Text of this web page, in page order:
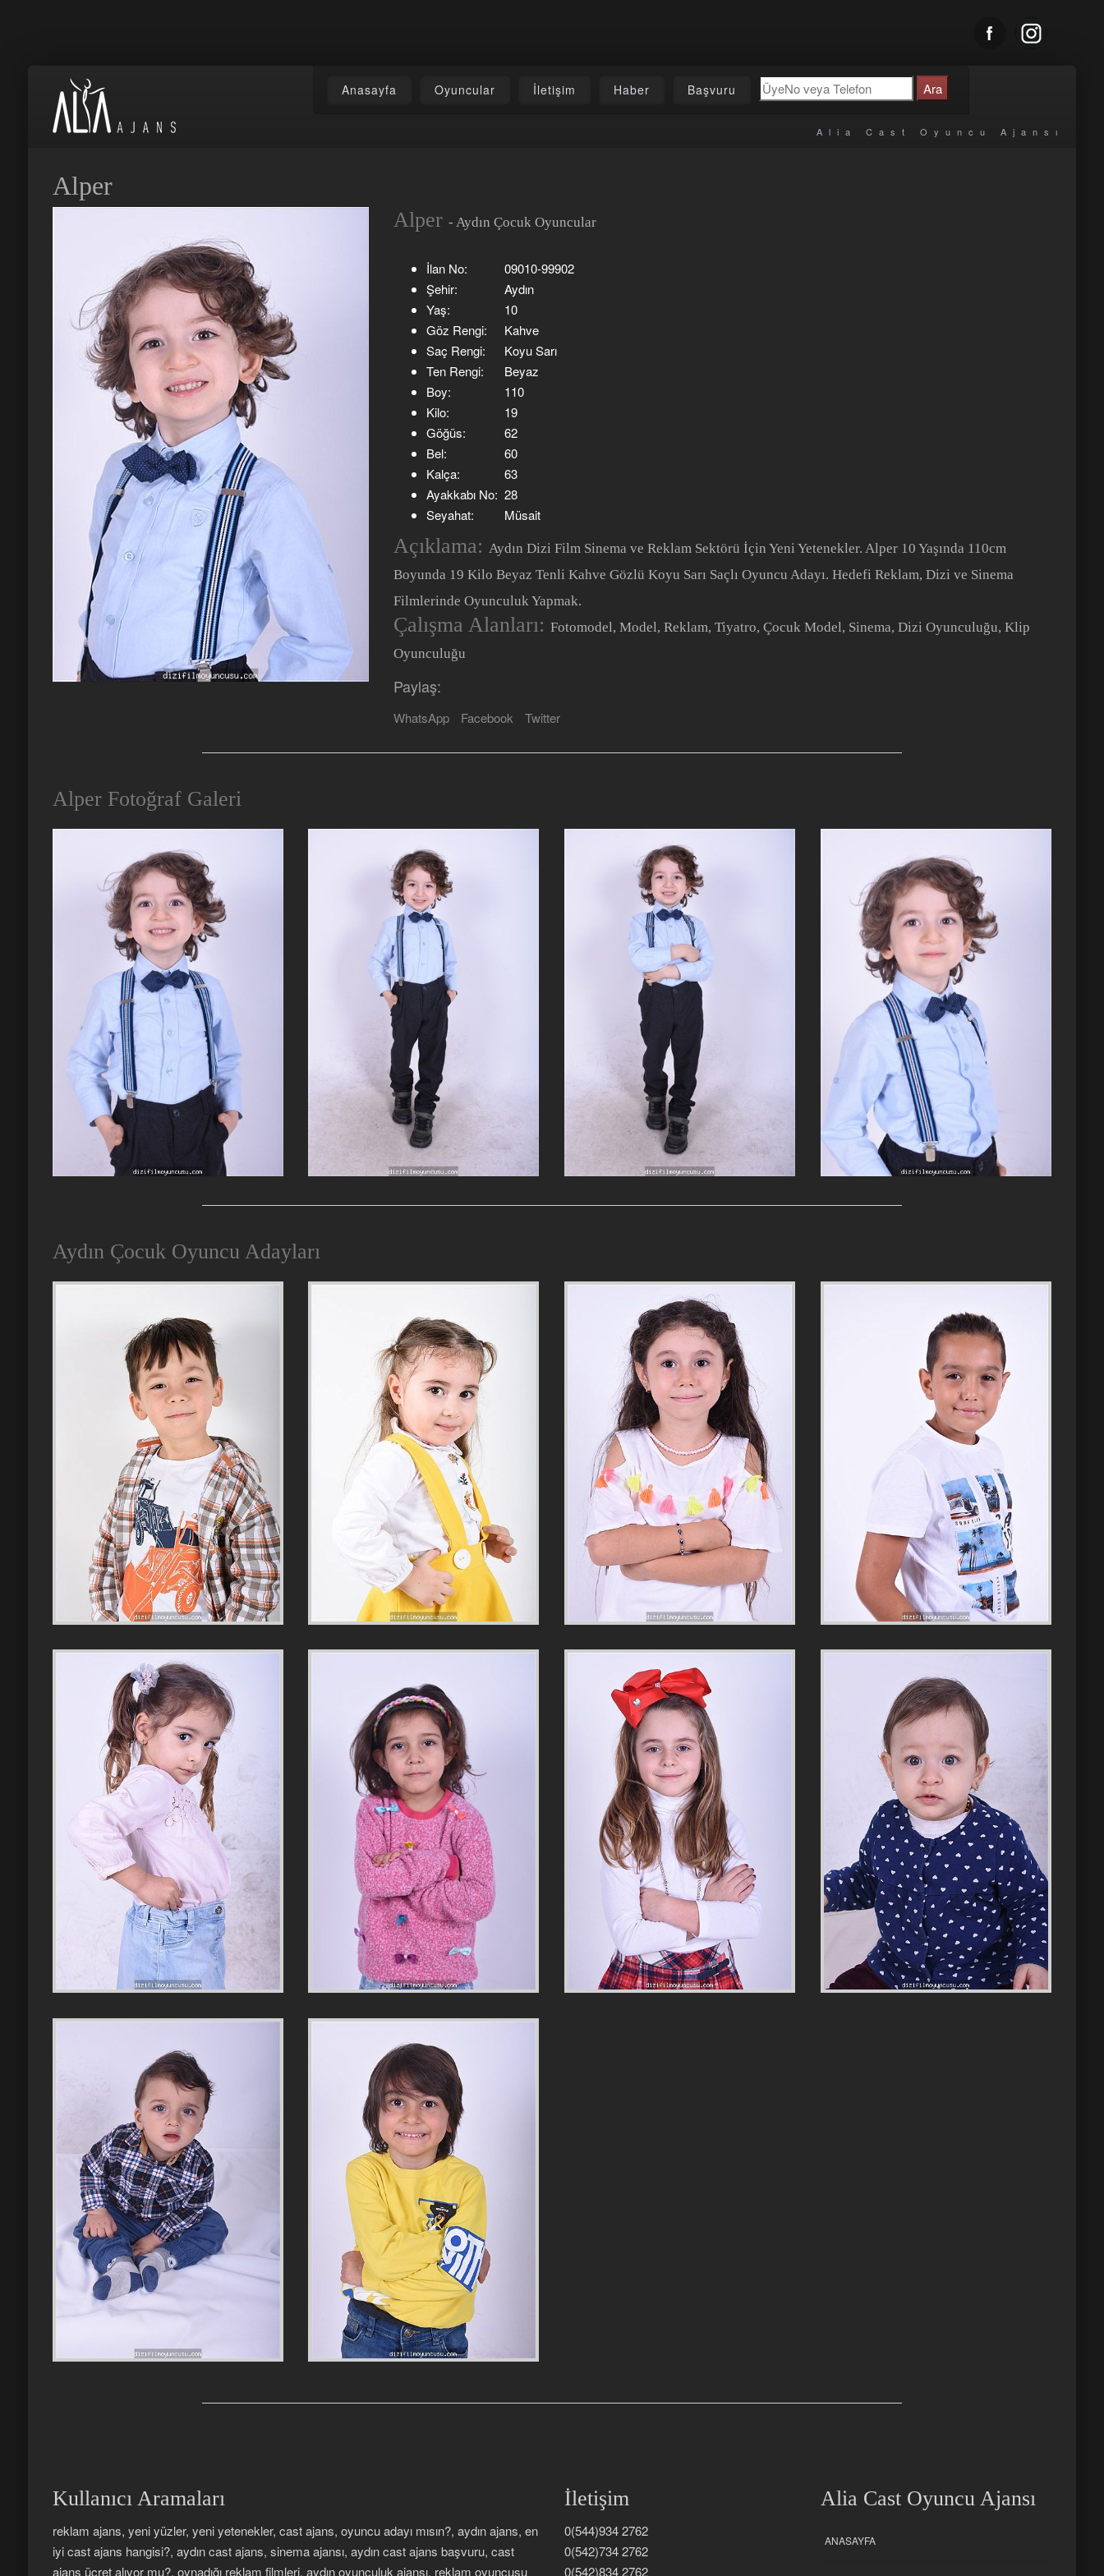
Alia Cast Oyuncu Ajansı
Anasayfa Oyuncular İletişim Haber Başvuru
Alper
Alper- Aydın Çocuk Oyuncular
İlan No:
09010-99902
Şehir:
Aydın
Yaş:
10
Göz Rengi:
Kahve
Saç Rengi:
Koyu Sarı
Ten Rengi:
Beyaz
Boy:
110
Kilo:
19
Göğüs:
62
Bel:
60
Kalça:
63
Ayakkabı No: 28
Seyahat:
Müsait
Açıklama:Aydın Dizi Film Sinema ve Reklam Sektörü İçin Yeni Yetenekler. Alper 10 Yaşında 110cm
Boyunda 19 Kilo Beyaz Tenli Kahve Gözlü Koyu Sarı Saçlı Oyuncu Adayı. Hedefi Reklam, Dizi ve Sinema
Filmlerinde Oyunculuk Yapmak.
Çalışma Alanları:Fotomodel, Model, Reklam, Tiyatro, Çocuk Model, Sinema, Dizi Oyunculuğu, Klip
Oyunculuğu
Paylaş:
WhatsApp Facebook Twitter
Alper Fotoğraf Galeri
Aydın Çocuk Oyuncu Adayları
Kullanıcı Aramaları
reklam ajans, yeni yüzler, yeni yetenekler, cast ajans, oyuncu adayı mısın?, aydın ajans, en
iyi cast ajans hangisi?, aydın cast ajans, sinema ajansı, aydın cast ajans başvuru, cast
ajans ücret alıyor mu?, oynadığı reklam filmleri, aydın oyunculuk ajansı, reklam oyuncusu
İletişim
0(544)934 2762
0(542)734 2762
0(542)834 2762
Alia Cast Oyuncu Ajansı
ANASAYFA